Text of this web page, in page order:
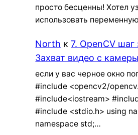
просто бесценны! Хотел
использовать
North к7. OpenCV
Захват видео с камеры
если у вас черное окно
#include <opencv2/
#include<iostream>
#include <stdio.h> using
namespace std;…